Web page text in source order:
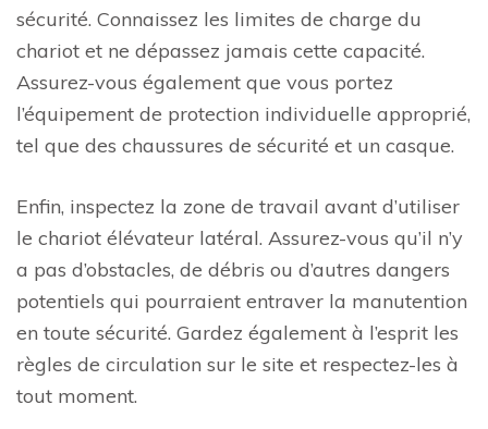
sécurité. Connaissez les limites de charge du
chariot et ne dépassez jamais cette capacité.
Assurez-vous également que vous portez
l’équipement de protection individuelle approprié,
tel que des chaussures de sécurité et un casque.
Enfin, inspectez la zone de travail avant d’utiliser
le chariot élévateur latéral. Assurez-vous qu’il n’y
a pas d’obstacles, de débris ou d’autres dangers
potentiels qui pourraient entraver la manutention
en toute sécurité. Gardez également à l’esprit les
règles de circulation sur le site et respectez-les à
tout moment.